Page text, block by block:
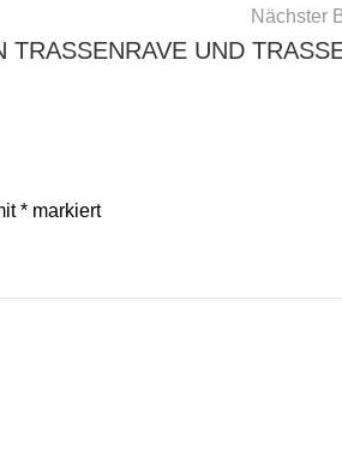
Nächster
TRASSENRAVE UND
* markiert